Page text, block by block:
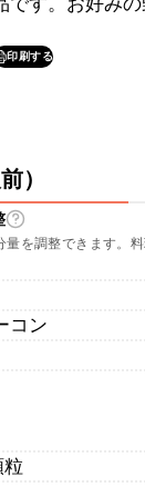
印刷する
）
量を調整できます。
コン
粒